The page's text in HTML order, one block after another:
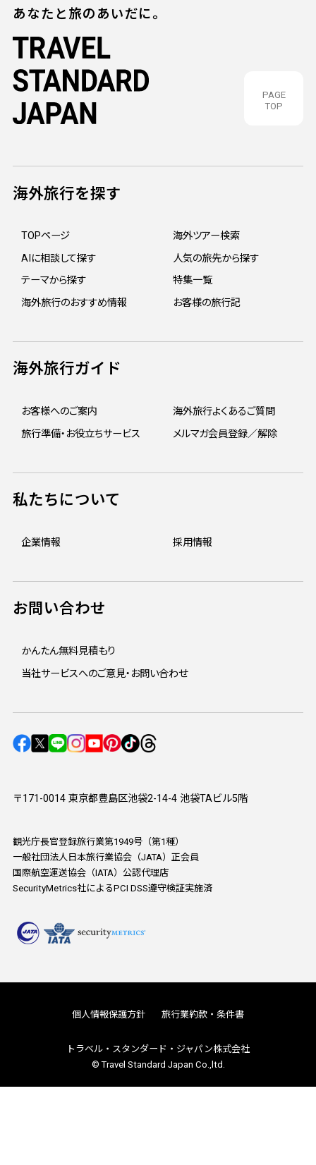
PAGE
TOP
あなたと旅のあいだに。
〒171-0014 東京都豊島区池袋2-14-4 池袋TAビル5階
観光庁長官登録旅行業第1949号（第1種）
一般社団法人日本旅行業協会（JATA）正会員
国際航空運送協会（IATA）公認代理店
SecurityMetrics社によるPCI DSS遵守検証実施済
海外旅行を探す
TOPページ
海外ツアー検索
AIに相談して探す
人気の旅先から探す
テーマから探す
特集一覧
海外旅行のおすすめ情報
お客様の旅行記
海外旅行ガイド
お客様へのご案内
海外旅行よくあるご質問
旅行準備・お役立ちサービス
メルマガ会員登録／解除
私たちについて
企業情報 採用情報
お問い合わせ
かんたん無料見積もり
当社サービスへのご意見・お問い合わせ
個人情報保護方針 旅行業約款・条件書
トラベル・スタンダード・ジャパン株式会社
© Travel Standard Japan Co.,ltd.